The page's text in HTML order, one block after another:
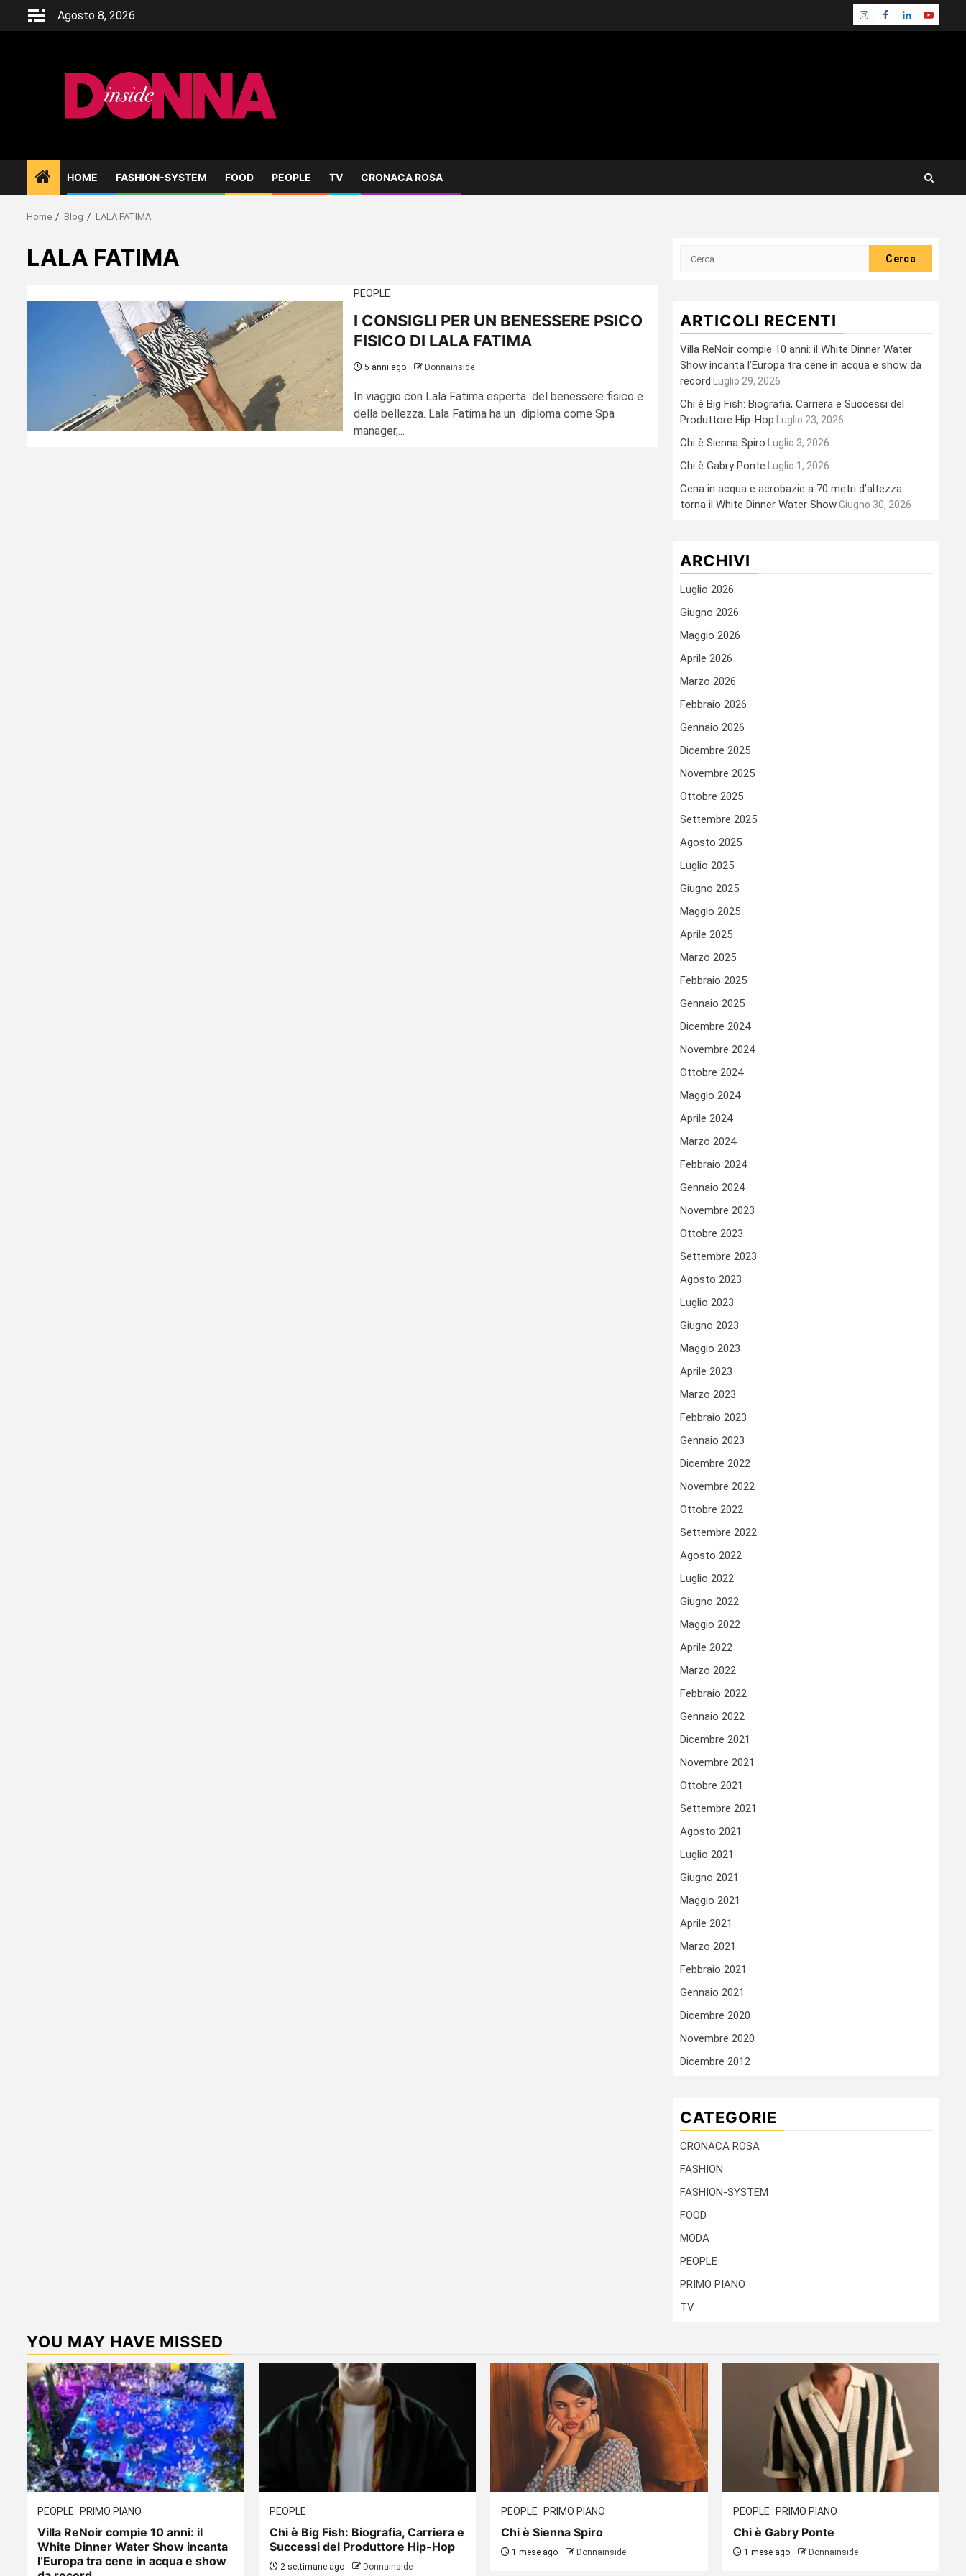
Agosto 8, 2026 Instagram
Facebook
LinkedinYoutube
HOME FASHION-SYSTEM FOOD PEOPLE TV CRONACA ROSA
Home Blog LALA FATIMA
LALA FATIMA
PEOPLE
I CONSIGLI PER UN BENESSERE PSICO
FISICO DI LALA FATIMA
5 anni ago Donnainside
In viaggio con Lala Fatima esperta del benessere fisico e
della bellezza. Lala Fatima ha un diploma come Spa
manager,...
Ricerca
ARTICOLI RECENTI
Villa ReNoir compie 10 anni: il White Dinner Water
Show incanta l’Europa tra cene in acqua e show da
record
Luglio 29, 2026
Chi è Big Fish: Biografia, Carriera e Successi del
Produttore Hip-Hop
Luglio 23, 2026
Chi è Sienna Spiro Luglio 3, 2026
Chi è Gabry Ponte Luglio 1, 2026
Cena in acqua e acrobazie a 70 metri d’altezza:
torna il White Dinner Water ShowGiugno 30, 2026
ARCHIVI
Luglio 2026
Giugno 2026
Maggio 2026
Aprile 2026
Marzo 2026
Febbraio 2026
Gennaio 2026
Dicembre 2025
Novembre 2025
Ottobre 2025
Settembre 2025
Agosto 2025
Luglio 2025
Giugno 2025
Maggio 2025
Aprile 2025
Marzo 2025
Febbraio 2025
Gennaio 2025
Dicembre 2024
Novembre 2024
Ottobre 2024
Maggio 2024
Aprile 2024
Marzo 2024
Febbraio 2024
Gennaio 2024
Novembre 2023
Ottobre 2023
Settembre 2023
Agosto 2023
Luglio 2023
Giugno 2023
Maggio 2023
Aprile 2023
Marzo 2023
Febbraio 2023
Gennaio 2023
Dicembre 2022
Novembre 2022
Ottobre 2022
Settembre 2022
Agosto 2022
Luglio 2022
Giugno 2022
Maggio 2022
Aprile 2022
Marzo 2022
Febbraio 2022
Gennaio 2022
Dicembre 2021
Novembre 2021
Ottobre 2021
Settembre 2021
Agosto 2021
Luglio 2021
Giugno 2021
Maggio 2021
Aprile 2021
Marzo 2021
Febbraio 2021
Gennaio 2021
Dicembre 2020
Novembre 2020
Dicembre 2012
CATEGORIE
CRONACA ROSA
FASHION
FASHION-SYSTEM
FOOD
MODA
PEOPLE
PRIMO PIANO
TV
YOU MAY HAVE MISSED
PEOPLE PRIMO PIANO
Villa ReNoir compie 10 anni: il
White Dinner Water Show incanta
l’Europa tra cene in acqua e show
PEOPLE
Chi è Big Fish: Biografia, Carriera e
Successi del Produttore Hip-Hop
2 settimane ago Donnainside
PEOPLE PRIMO PIANO
Chi è Sienna Spiro
1 mese ago Donnainside
PEOPLE PRIMO PIANO
Chi è Gabry Ponte
1 mese ago Donnainside